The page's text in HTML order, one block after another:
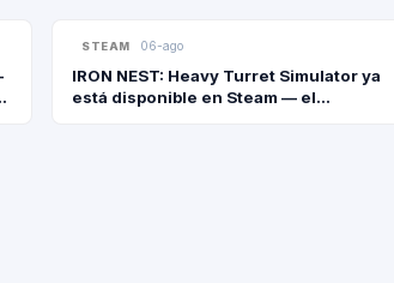
STEAM 06-ago
IRON NEST: Heavy Turret Simulator ya
está disponible en Steam — el